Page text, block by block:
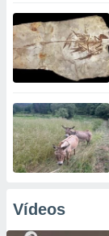
Vídeos